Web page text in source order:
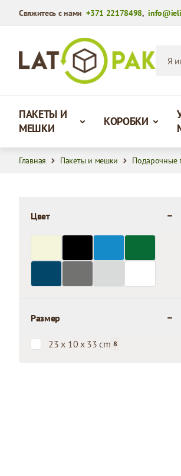
Свяжитесь с нами+371 22178498,
ПАКЕТЫ И
МЕШКИ
КОРОБКИ
Главная Пакеты и мешки Подарочные
Цвет
Размер
23 x 10 x 33 cm 8